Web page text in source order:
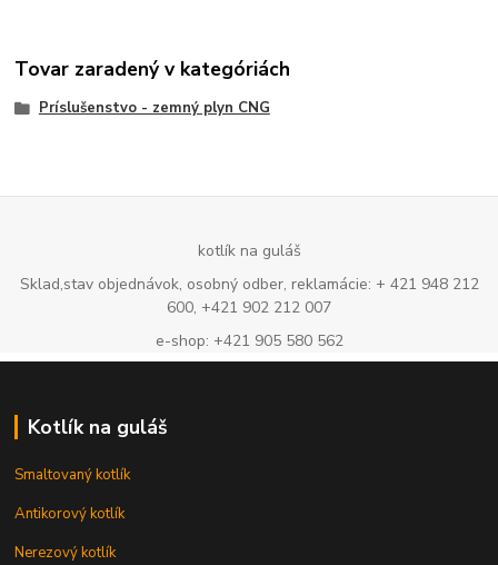
Tovar zaradený v kategóriách
Príslušenstvo - zemný plyn CNG
kotlík na guláš
Sklad,stav objednávok, osobný odber, reklamácie: + 421 948 212
600, +421 902 212 007
e-shop: +421 905 580 562
Kotlík na guláš
Smaltovaný kotlík
Antikorový kotlík
Nerezový kotlík